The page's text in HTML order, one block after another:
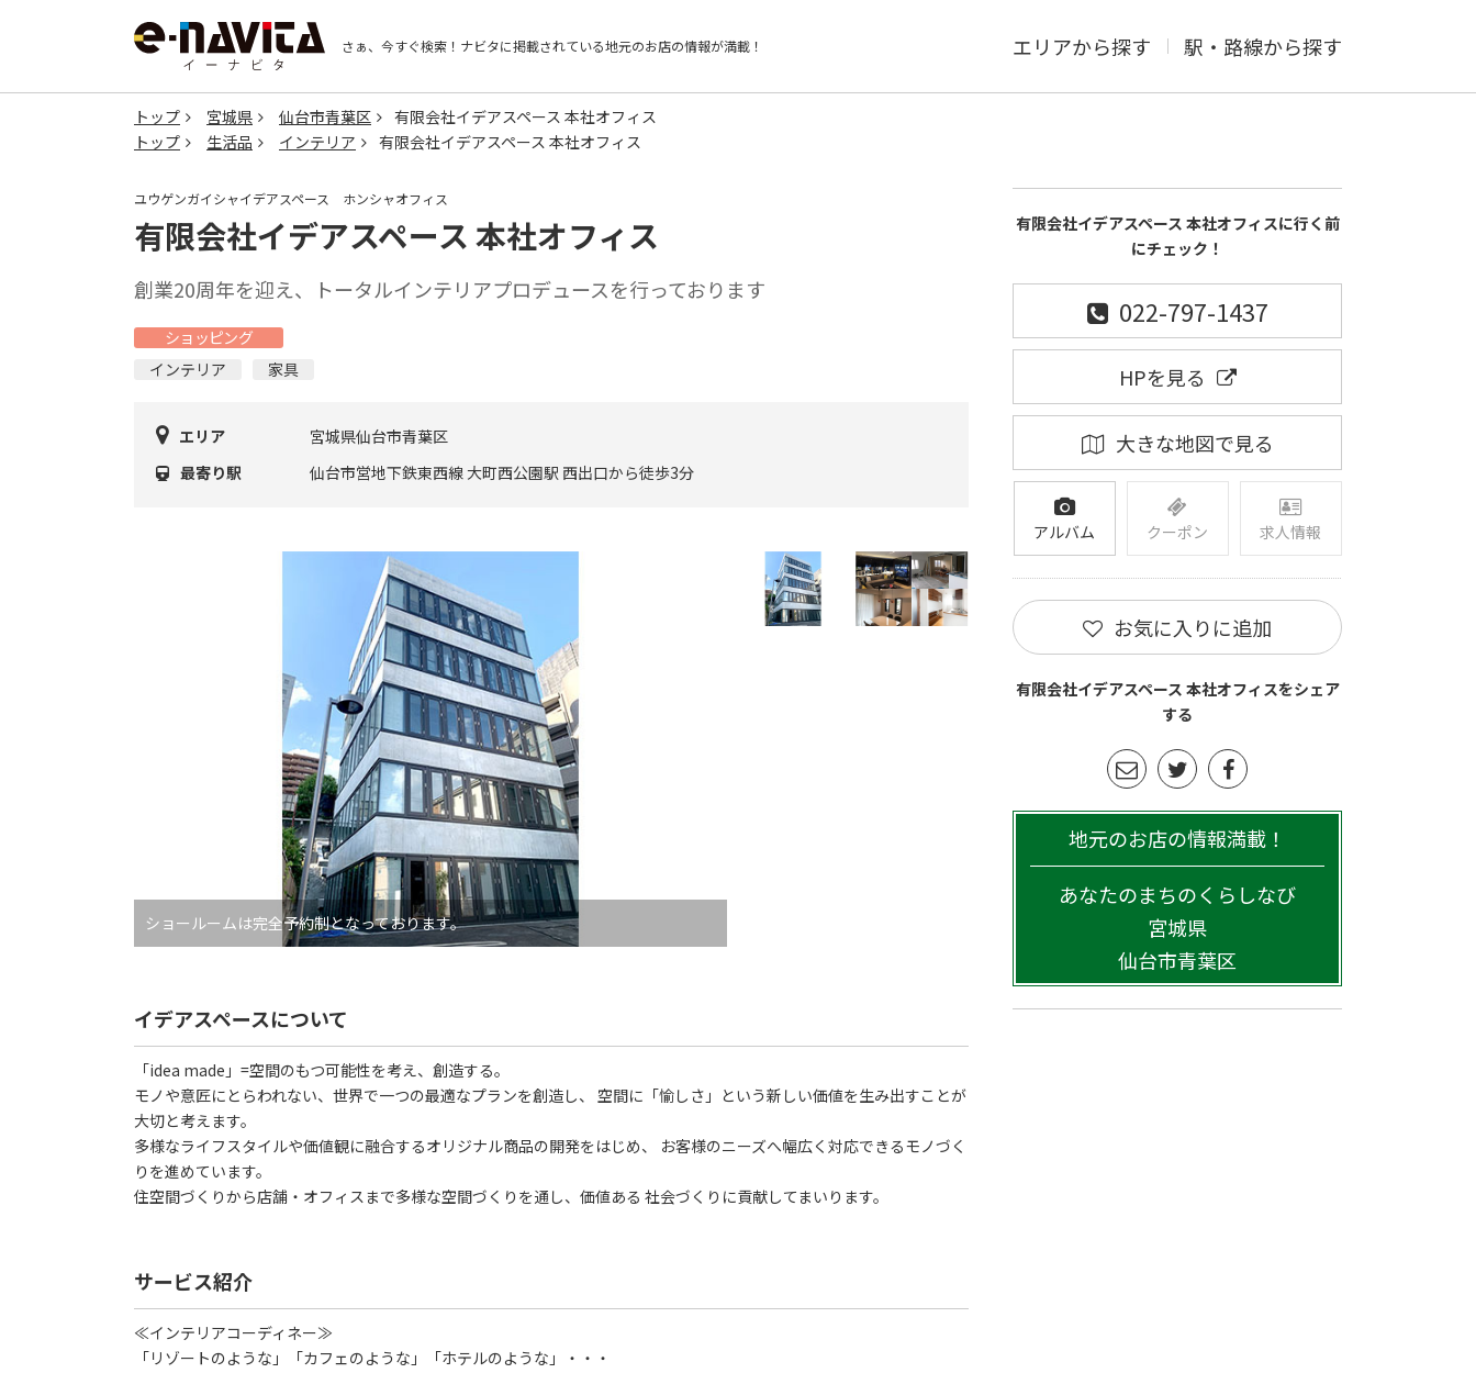
さぁ、今すぐ検索！ ナビタに掲載されている地元のお店の情報が満載！ エリアから探す 駅・路線から探す
トップ 宮城県 仙台市青葉区
有限会社イデアスペース 本社オフィス
トップ
生活品 インテリア 有限会社イデアスペース 本社オフィス
ユウゲンガイシャイデアスペース ホンシャオフィス
有限会社イデアスペース 本社オフィス
創業20周年を迎え、トータルインテリアプロデュースを行っております
ショッピング
インテリア
家具
エリア
宮城県仙台市青葉区
最寄り駅
仙台市営地下鉄東西線 大町西公園駅 西出口から徒歩3分
ショールームは完全予約制となっております。
イデアスペースについて
「idea made」=空間のもつ可能性を考え、創造する。
モノや意匠にとらわれない、世界で一つの最適なプランを創造し、 空間に「愉しさ」という新しい価値を生み出すことが
大切と考えます。
多様なライフスタイルや価値観に融合するオリジナル商品の開発をはじめ、 お客様のニーズへ幅広く対応できるモノづく
りを進めています。
住空間づくりから店舗・オフィスまで多様な空間づくりを通し、価値ある 社会づくりに貢献してまいります。
サービス紹介
≪インテリアコーディネー≫
「リゾートのような」「カフェのような」「ホテルのような」・・・
有限会社イデアスペース 本社オフィスに行く前
にチェック！
022-797-1437
HPを見る
大きな地図で見る
アルバム クーポン 求人情報
お気に入りに追加
有限会社イデアスペース 本社オフィスをシェア
する
地元のお店の情報満載！
あなたのまちのくらしなび
宮城県
仙台市青葉区